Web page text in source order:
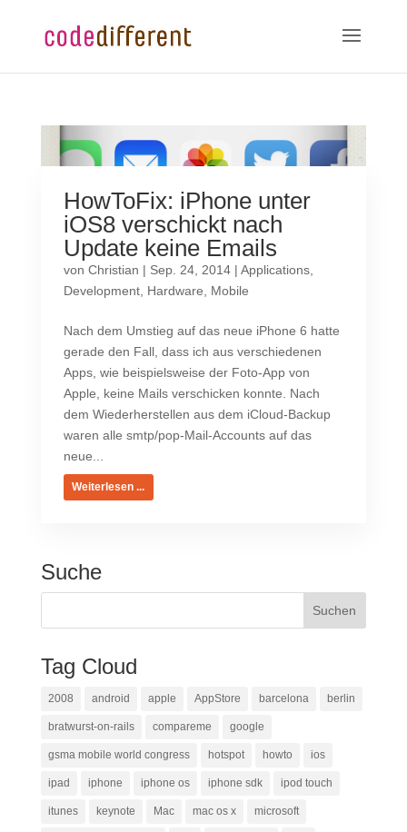
HowToFix: iPhone unter
iOS8 verschickt nach
Update keine Emails
von Christian | Sep. 24, 2014| Applications,
Development, Hardware Mobile
Nach dem Umstieg auf das neue iPhone 6 hatte
gerade den Fall, dass ich aus verschiedenen
Apps, wie beispielsweise der Foto-App von
Apple, keine Mails verschicken konnte. Nach
dem Wiederherstellen aus dem iCloud-Backup
waren alle smtp/pop-Mail-Accounts auf das
neue...
Weiterlesen ...
Suche
Tag Cloud
2008 android apple AppStore barcelona berlin
bratwurst-on-rails compareme google
gsma mobile world congress hotspot howto ios
ipad iphone iphone os iphone sdk ipod touch
itunes keynote Mac mac os x microsoft